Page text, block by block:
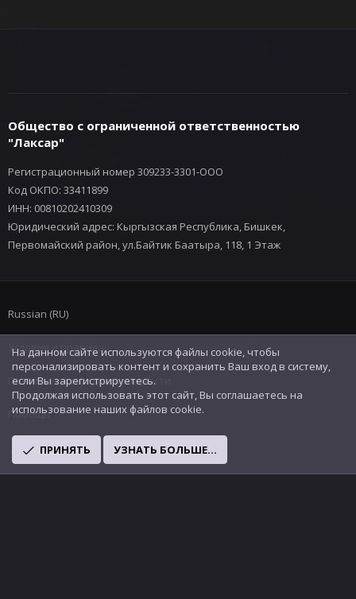
Общество с ограниченной ответственностью
"Лаксар"
Регистрационный номер 309233-3301-ООО
Код ОКПО: 33411899
ИНН: 00810202410309
Юридический адрес: Кыргызская Республика, Бишкек,
Первомайский район, ул.Байтик Баатыра, 118, 1 Этаж
Russian (RU)
Условия и правила
Политика конфиденциальности
Помощь
R
S
На данном сайте используются файлы cookie, чтобы
персонализировать контент и сохранить Ваш вход в систему,
если Вы зарегистрируетесь.
Продолжая использовать этот сайт, Вы соглашаетесь на
использование наших файлов cookie.
ПРИНЯТЬ УЗНАТЬ БОЛЬШЕ...